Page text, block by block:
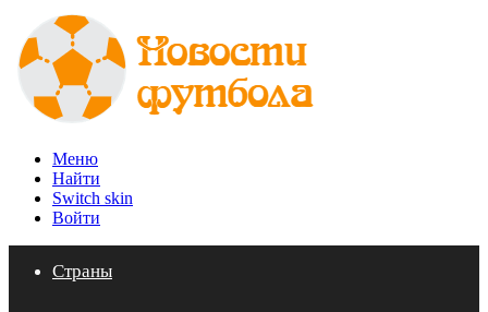
Меню
Найти
Switch skin
Войти
Страны